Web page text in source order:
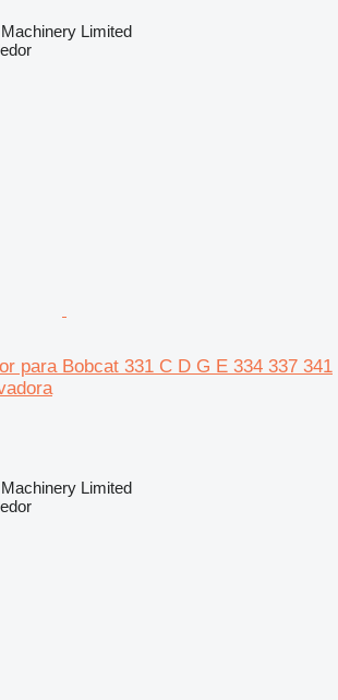
Limited
para Bobcat 331 C D G E 334 337 341
Limited